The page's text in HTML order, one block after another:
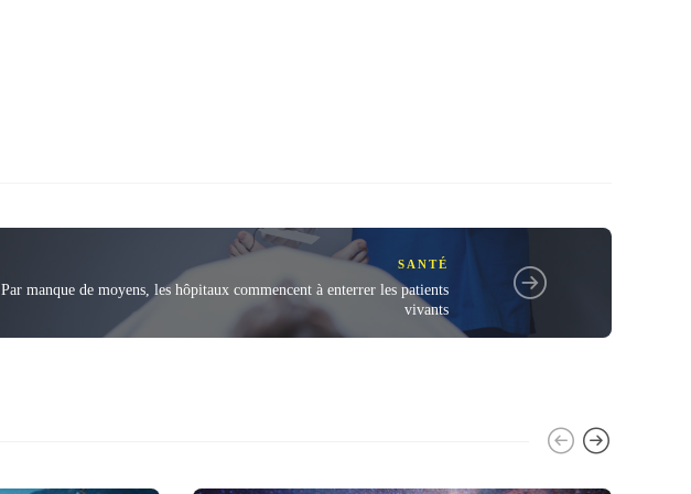
SANTÉ
Par manque de moyens, les hôpitaux commencent à enterrer les patients
vivants